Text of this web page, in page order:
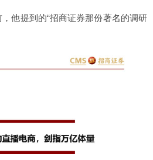
他提到的“招商证券那份著名的调研